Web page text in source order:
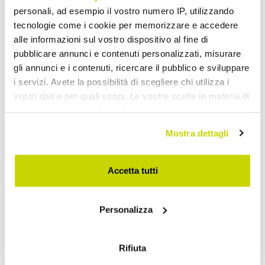
personali, ad esempio il vostro numero IP, utilizzando
tecnologie come i cookie per memorizzare e accedere
alle informazioni sul vostro dispositivo al fine di
pubblicare annunci e contenuti personalizzati, misurare
gli annunci e i contenuti, ricercare il pubblico e sviluppare
i servizi. Avete la possibilità di scegliere chi utilizza i
vostri dati e per quali scopi. Le vostre scelte in materia di
modificare o revocare il proprio consenso in qualsiasi
momento dalla Dichiarazione sui cookie o facendo clic
sull'icona di attivazione della privacy.
raccogliere informazioni sulla tua posizione
Identificare il tuo dispositivo, scansionandolo
Mostra dettagli
Accetta tutti
Personalizza
Rifiuta
Oferta por tempo limitado.
Não perca!